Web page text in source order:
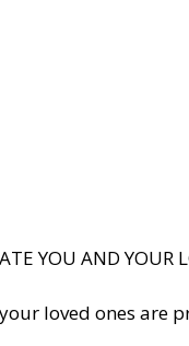
YOU AND YOUR
loved ones are